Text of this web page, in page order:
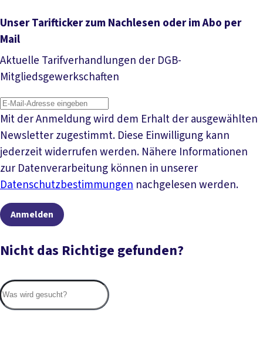
Unser Tarifticker zum Nachlesen oder im Abo per
Mail
Aktuelle Tarifverhandlungen der DGB-
Mitgliedsgewerkschaften
Mit der Anmeldung wird dem Erhalt der ausgewählten
Newsletter zugestimmt. Diese Einwilligung kann
jederzeit widerrufen werden. Nähere Informationen
zur Datenverarbeitung können in unserer
Datenschutzbestimmungen nachgelesen werden.
Anmelden
Nicht das Richtige gefunden?